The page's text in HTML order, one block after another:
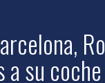
su